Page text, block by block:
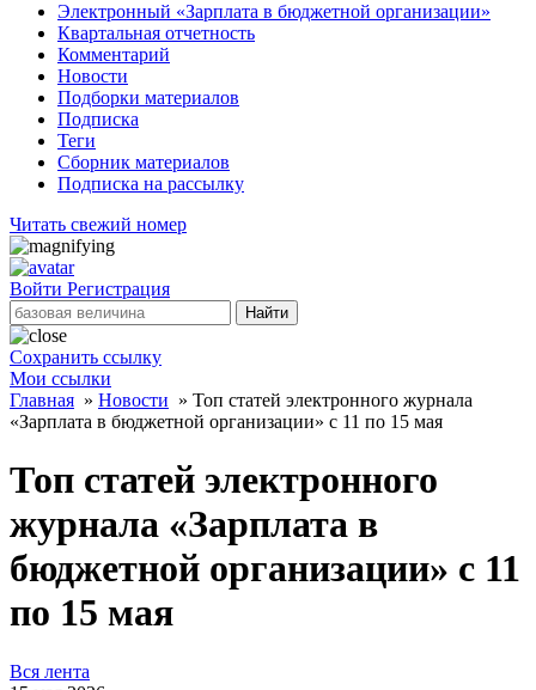
Электронный «Зарплата в бюджетной организации»
Квартальная отчетность
Комментарий
Новости
Подборки материалов
Подписка
Теги
Сборник материалов
Подписка на рассылку
Читать свежий номер
Войти Регистрация
Найти
Сохранить ссылку
Мои ссылки
Главная » Новости » Топ статей электронного журнала
«Зарплата в бюджетной организации» с 11 по 15 мая
Топ статей электронного
журнала «Зарплата в
бюджетной организации» с 11
по 15 мая
Вся лента